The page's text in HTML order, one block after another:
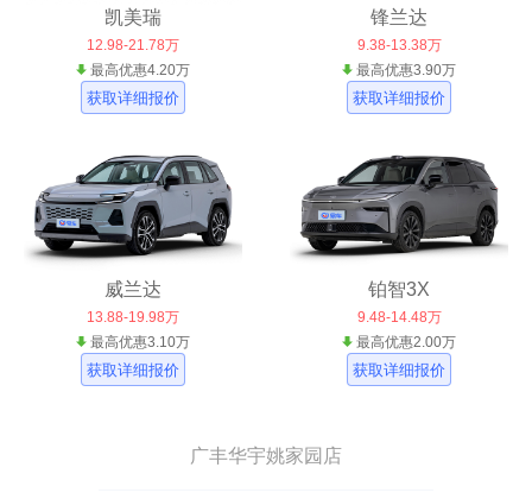
凯美瑞
12.98-21.78万
最高优惠4.20万
获取详细报价
锋兰达
9.38-13.38万
最高优惠3.90万
获取详细报价
威兰达
13.88-19.98万
最高优惠3.10万
获取详细报价
铂智3X
9.48-14.48万
最高优惠2.00万
获取详细报价
广丰华宇姚家园店